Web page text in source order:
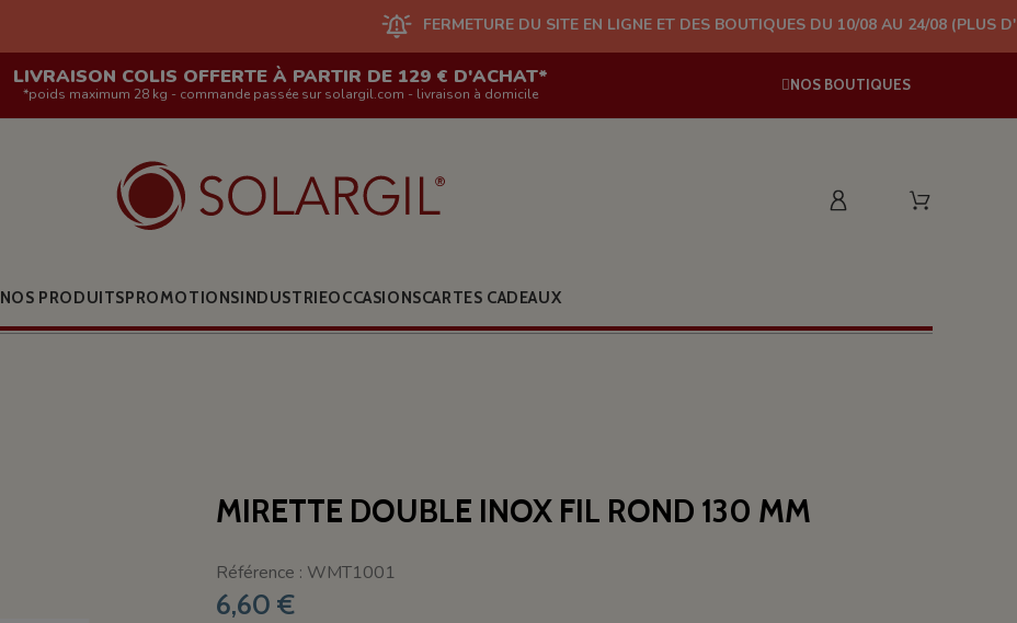
FERMETURE DU SITE EN LIGNE ET DES BOUTIQUES DU 10/08 AU 24/08 (PLUS
LIVRAISON COLIS OFFERTE À PARTIR DE 129 € D'ACHAT*
*poids maximum 28 kg - commande passée sur solargil.com - livraison à domicile
NOS BOUTIQUES
NOS PRODUITSPROMOTIONSINDUSTRIEOCCASIONSCARTES CADEAUX
MIRETTE DOUBLE INOX FIL ROND 130 MM
Référence : WMT1001
6,60 €